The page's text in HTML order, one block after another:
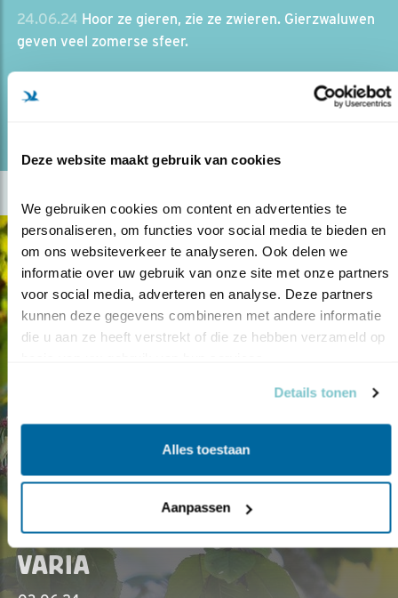
Deze website maakt gebruik van cookies
We gebruiken cookies om content en advertenties te
personaliseren, om functies voor social media te bieden en
om ons websiteverkeer te analyseren. Ook delen we
informatie over uw gebruik van onze site met onze partners
voor social media, adverteren en analyse. Deze partners
kunnen deze gegevens combineren met andere informatie
die u aan ze heeft verstrekt of die ze hebben verzameld op
Details tonen
Alles toestaan
Aanpassen
24.06.24 Hoor ze gieren, zie ze zwieren. Gierzwaluwen
geven veel zomerse sfeer.
lees meer
DE ZANGLIJSTER, ARIA’S IN
VARIA